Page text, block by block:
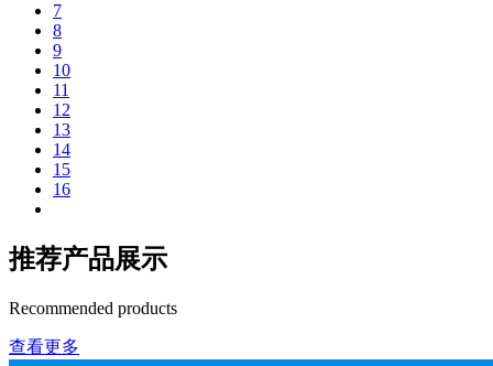
7
8
9
10
11
12
13
14
15
16
推荐产品展示
Recommended products
查看更多